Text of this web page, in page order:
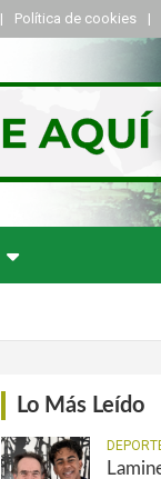
Política de cookies
Lo Más Leído